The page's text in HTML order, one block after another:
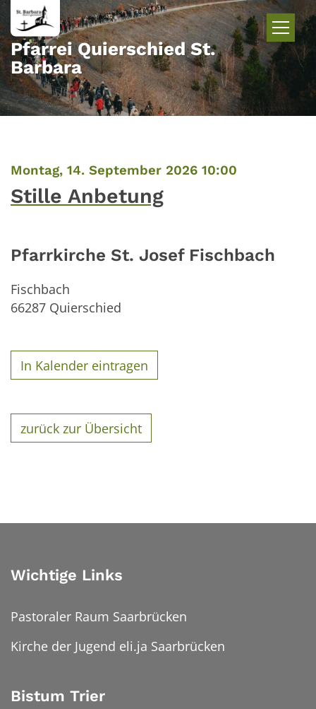
Zum Inhalt springen
Pfarrei Quierschied St.
Barbara
Montag, 14. September 2026 10:00
Stille Anbetung
Pfarrkirche St. Josef Fischbach
Fischbach
66287 Quierschied
In Kalender eintragen
zurück zur Übersicht
Wichtige Links
Pastoraler Raum Saarbrücken
Kirche der Jugend eli.ja Saarbrücken
Bistum Trier